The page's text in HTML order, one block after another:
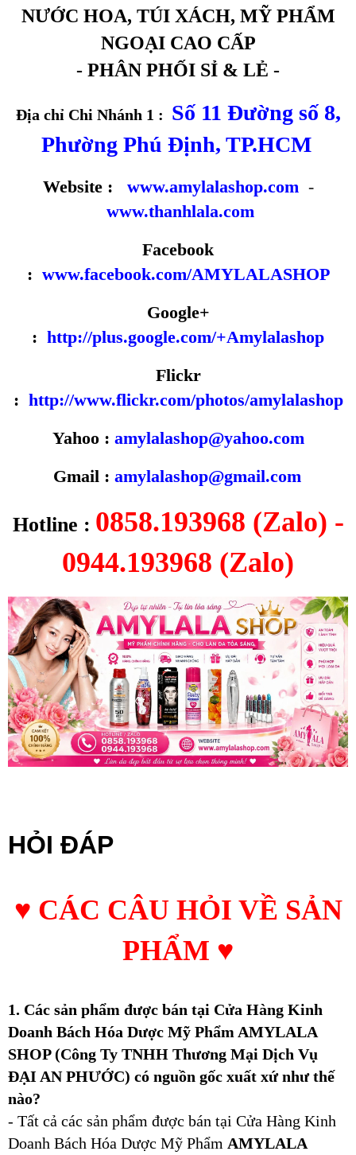
NƯỚC HOA, TÚI XÁCH, MỸ PHẨM
NGOẠI CAO CẤP
- PHÂN PHỐI SỈ & LẺ -
Địa chỉ Chi Nhánh 1 : Số 11 Đường số 8,
Phường Phú Định, TP.HCM
Website : www.amylalashop.com-
www.thanhlala.com
Facebook
: www.facebook.com/AMYLALASHOP
Google+
: http://plus.google.com/+Amylalashop
Flickr
: http://www.flickr.com/photos/amylalashop
Yahoo : amylalashop@yahoo.com
Gmail : amylalashop@gmail.com
Hotline : 0858.193968 (Zalo) -
0944.193968 (Zalo)
HỎI ĐÁP
♥ CÁC CÂU HỎI VỀ SẢN
PHẨM ♥
1. Các sản phẩm được bán tại Cửa Hàng Kinh
Doanh Bách Hóa Dược Mỹ Phẩm AMYLALA
SHOP (Công Ty TNHH Thương Mại Dịch Vụ
ĐẠI AN PHƯỚC) có nguồn gốc xuất xứ như thế
nào?
- Tất cả các sản phẩm được bán tại Cửa Hàng Kinh
Doanh Bách Hóa Dược Mỹ Phẩm AMYLALA